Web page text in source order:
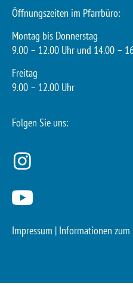
Öffnungszeiten im Pfarrbüro:
Montag bis Donnerstag
9.00 – 12.00 Uhr und 14.00 –
Freitag
9.00 – 12.00 Uhr
Folgen Sie uns:
Impressum | Informationen zum